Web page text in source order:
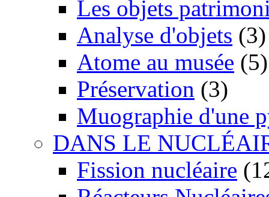
Les objets
Analyse d'objets (3)
Atome au musée (5)
Préservation (3)
Muographie d'une
DANS LE
Fission nucléaire